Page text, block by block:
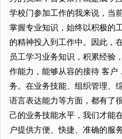
学校门参加工作的我来说，当
掌握专业知识，始终以积极的
的精神投入到工作中。因此，
员工学习业务知识，积累经验
作能力，能够从容的接待 客户
务。在业务技能、组织管理、
语言表达能力等方面，都有了
己的业务技能水平，我们才能
户提供方便、快捷、准确的服